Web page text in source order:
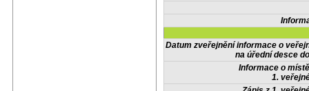
Datum zveřejnění informace o
na úřední desce
Informace o
1.